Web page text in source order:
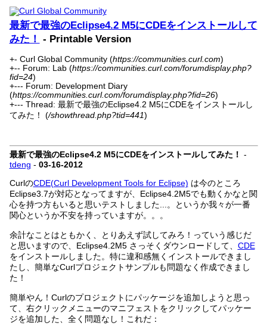
最新で最強のEclipse4.2 M5にCDEをインストールして
みた！
- Printable Version
+- Curl Global Community (https://communities.curl.com)
+-- Forum: Lab (https://communities.curl.com/forumdisplay.php?
fid=24)
+--- Forum: Development Diary
(https://communities.curl.com/forumdisplay.php?fid=26)
+--- Thread: 最新で最強のEclipse4.2 M5にCDEをインストールし
てみた！ (/showthread.php?tid=441)
最新で最強のEclipse4.2 M5にCDEをインストールしてみた！ -
tdeng - 03-16-2012
CurlのCDE(Curl Development Tools for Eclipse) は今のところ
Eclipse3.7が対応となってますが、Eclipse4.2M5でも動くかなと関
心を持つ方もいると思いテストしました...。というか我々が一番
関心というか不安を持っていますが。。。
余計なことはともかく、とりあえず試してみろ！っていう感じだ
と思いますので、Eclipse4.2M5 さっそくダウンロードして、 CDE
をインストールしました。特に違和感無くインストールできまし
たし、簡単なCurlプロジェクトサンプルも問題なく作成できまし
た！
簡単やん！Curlのプロジェクトにパッケージを追加しようと思っ
て、右クリックメニューのマニフェストをクリックしてパッケー
ジを追加した、全く問題なし！これだ：